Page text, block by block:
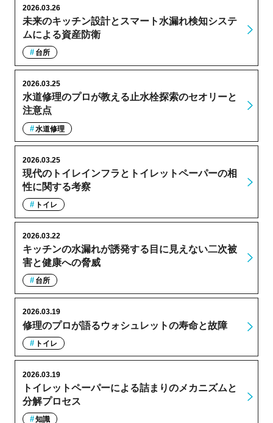
未来のキッチン設計とスマート水漏れ検知システ
ムによる資産防衛
2026.03.26
台所
水道修理のプロが教える止水栓探索のセオリーと
注意点
2026.03.25
水道修理
現代のトイレインフラとトイレットペーパーの相
性に関する考察
2026.03.25
トイレ
キッチンの水漏れが誘発する目に見えない二次被
害と健康への脅威
2026.03.22
台所
修理のプロが語るウォシュレットの寿命と故障
2026.03.19
トイレ
トイレットペーパーによる詰まりのメカニズムと
分解プロセス
2026.03.19
知識